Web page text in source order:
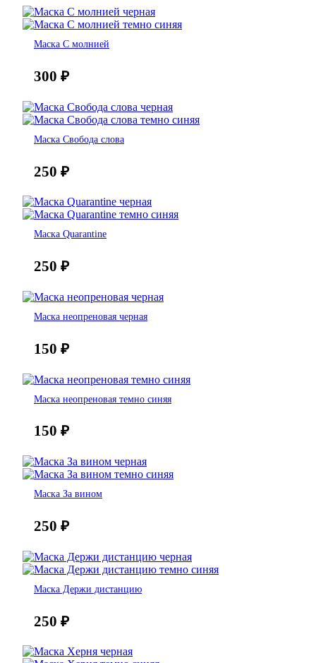
Маска С молнией
300 ₽
Маска Свобода слова
250 ₽
Маска Quarantine
250 ₽
Маска неопреновая черная
150 ₽
Маска неопреновая темно синяя
150 ₽
Маска За вином
250 ₽
Маска Держи дистанцию
250 ₽